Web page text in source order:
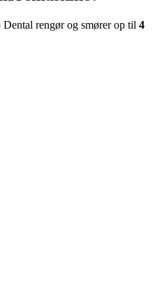
rengør og smører op til 4